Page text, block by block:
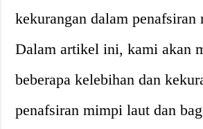
kekurangan dalam
Dalam artikel ini, kami akan
beberapa kelebihan dan
penafsiran mimpi laut dan